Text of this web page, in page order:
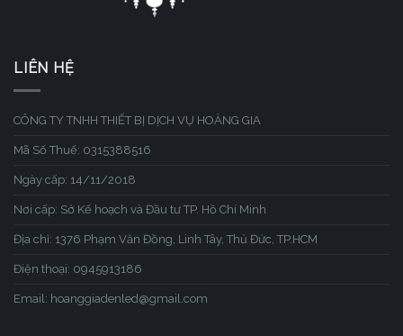
LIÊN HỆ
CÔNG TY TNHH THIẾT BỊ DỊCH VỤ HOÀNG GIA
Mã Số Thuế: 0315388516
Ngày cấp: 14/11/2018
Nơi cấp: Sở Kế hoạch và Đầu tư TP. Hồ Chí Minh
Địa chỉ: 1376 Phạm Văn Đồng, Linh Tây, Thủ Đức, TP.HCM
Điện thoại: 0945913186
Email: hoanggiadenled@gmail.com